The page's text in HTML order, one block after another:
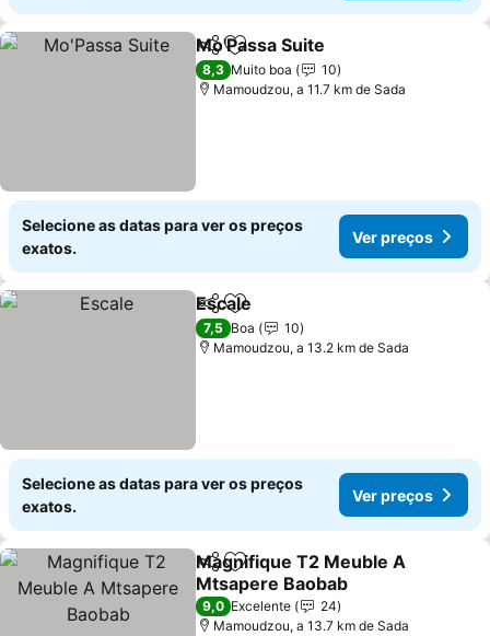
PartilharAdicionar aos favoritos
Mo'Passa Suite
8,3 Muito boa
10
Mamoudzou, a 11.7 km de Sada
Selecione as datas para ver os preços
exatos.
Ver preços
PartilharAdicionar aos favoritos
Escale
7,5 Boa
10
Mamoudzou, a 13.2 km de Sada
Selecione as datas para ver os preços
exatos.
Ver preços
PartilharAdicionar aos favoritos
Magnifique T2 Meuble A
Mtsapere Baobab
9,0 Excelente
24
Mamoudzou, a 13.7 km de Sada